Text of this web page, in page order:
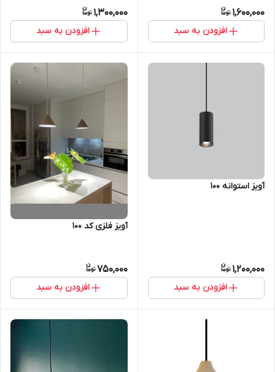
1,600,000
افزودن به سبد
1,300,000
افزودن به سبد
آویز استوانه 100
1,200,000
افزودن به سبد
آویز فلزی کد 100
750,000
افزودن به سبد